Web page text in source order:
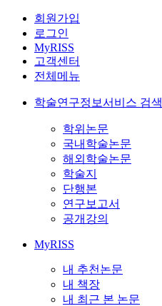
회원가입
로그인
MyRISS
고객센터
전체메뉴
학술연구정보서비스 검색
학위논문
국내학술논문
해외학술논문
학술지
단행본
연구보고서
공개강의
MyRISS
내 추천논문
내 책장
내 최근 본 논문